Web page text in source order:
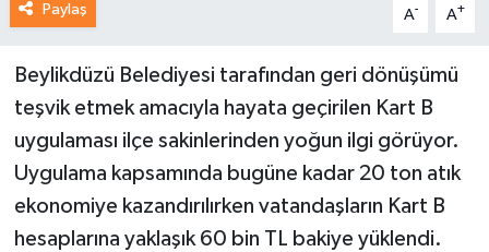
Paylaş A- A+
Beylikdüzü Belediyesi tarafından geri dönüşümü
teşvik etmek amacıyla hayata geçirilen Kart B
uygulaması ilçe sakinlerinden yoğun ilgi görüyor.
Uygulama kapsamında bugüne kadar 20 ton atık
ekonomiye kazandırılırken vatandaşların Kart B
hesaplarına yaklaşık 60 bin TL bakiye yüklendi.